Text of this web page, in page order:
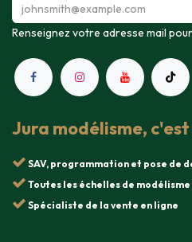
Renseignez votre adresse mail
Jura modélisme, c'est
SAV, programmation et pose de
Toutes les échelles de
Spécialiste de la vente en ligne